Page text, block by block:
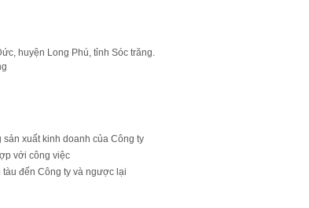
huyện Long Phú, tỉnh Sóc trăng.
xuất kinh doanh của Công ty
với công việc
đến Công ty và ngược lại